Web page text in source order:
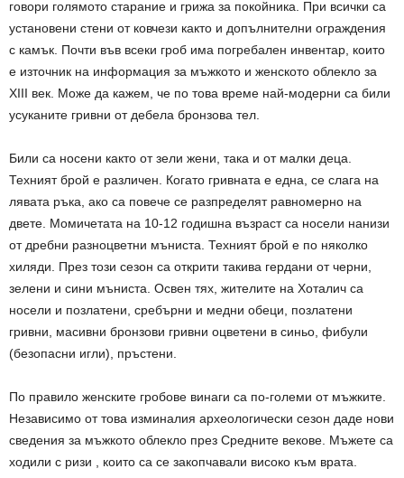
говори голямото старание и грижа за покойника. При всички са
установени стени от ковчези както и допълнителни ограждения
с камък. Почти във всеки гроб има погребален инвентар, които
е източник на информация за мъжкото и женското облекло за
XIII век. Може да кажем, че по това време най-модерни са били
усуканите гривни от дебела бронзова тел.
Били са носени както от зели жени, така и от малки деца.
Техният брой е различен. Когато гривната е една, се слага на
лявата ръка, ако са повече се разпределят равномерно на
двете. Момичетата на 10-12 годишна възраст са носели нанизи
от дребни разноцветни мъниста. Техният брой е по няколко
хиляди. През този сезон са открити такива гердани от черни,
зелени и сини мъниста. Освен тях, жителите на Хоталич са
носели и позлатени, сребърни и медни обеци, позлатени
гривни, масивни бронзови гривни оцветени в синьо, фибули
(безопасни игли), пръстени.
По правило женските гробове винаги са по-големи от мъжките.
Независимо от това изминалия археологически сезон даде нови
сведения за мъжкото облекло през Средните векове. Мъжете са
ходили с ризи , които са се закопчавали високо към врата.